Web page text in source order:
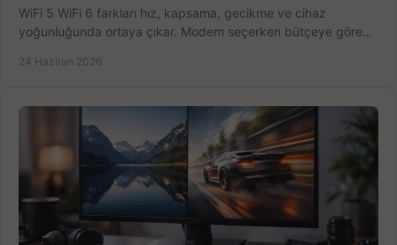
WiFi 5 WiFi 6 farkları hız, kapsama, gecikme ve cihaz
yoğunluğunda ortaya çıkar. Modem seçerken bütçeye göre
24 Haziran 2026